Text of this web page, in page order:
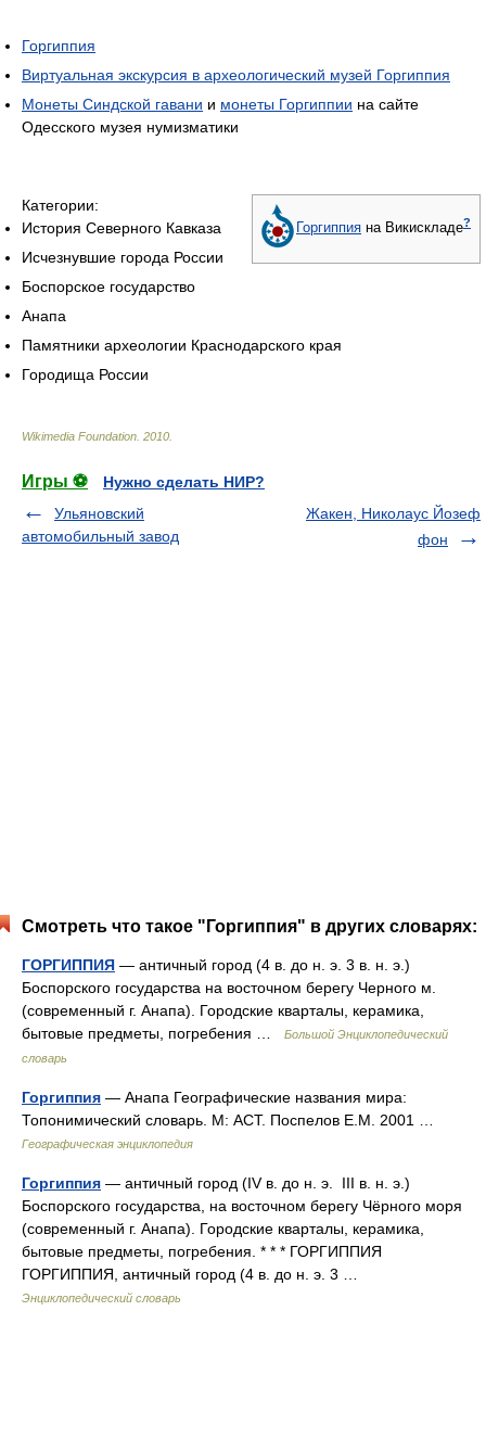
Горгиппия
Виртуальная экскурсия в археологический музей Горгиппия
Монеты Синдской гавани и монеты Горгиппии на сайте
Одесского музея нумизматики
Горгиппия на Викискладе?
Категории:
История Северного Кавказа
Исчезнувшие города России
Боспорское государство
Анапа
Памятники археологии Краснодарского края
Городища России
Wikimedia Foundation. 2010.
Игры ⚽
Нужно сделать НИР?
Ульяновский
автомобильный завод
Жакен, Николаус Йозеф
фон
Смотреть что такое "Горгиппия" в других словарях:
ГОРГИППИЯ — античный город (4 в. до н. э. 3 в. н. э.)
Боспорского государства на восточном берегу Черного м.
(современный г. Анапа). Городские кварталы, керамика,
бытовые предметы, погребения …
Большой Энциклопедический
словарь
Горгиппия — Анапа Географические названия мира:
Топонимический словарь. М: АСТ. Поспелов Е.М. 2001 …
Географическая энциклопедия
Горгиппия — античный город (IV в. до н. э. III в. н. э.)
Боспорского государства, на восточном берегу Чёрного моря
(современный г. Анапа). Городские кварталы, керамика,
бытовые предметы, погребения. * * * ГОРГИППИЯ
ГОРГИППИЯ, античный город (4 в. до н. э. 3 …
Энциклопедический словарь